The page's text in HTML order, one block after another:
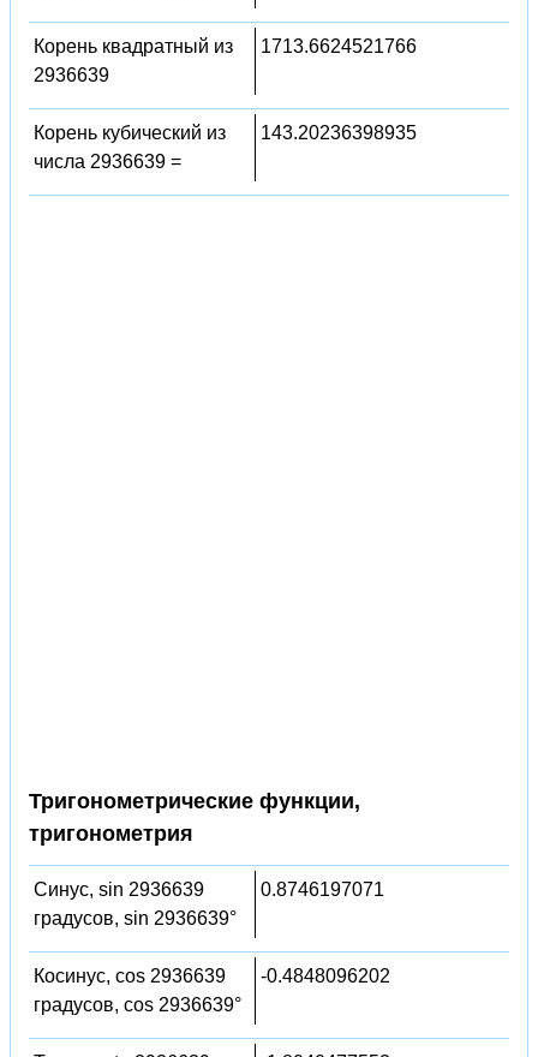
Корень квадратный из
2936639
1713.6624521766
Корень кубический из
числа 2936639 =
143.20236398935
Тригонометрические функции,
тригонометрия
Синус, sin 2936639
градусов, sin 2936639°
0.8746197071
Косинус, cos 2936639
градусов, cos 2936639°
-0.4848096202